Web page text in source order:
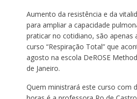
Aumento da resistência e da
para ampliar a capacidade
praticar no cotidiano, são apenas
curso “Respiração Total” que
agosto na escola DeROSE
de Janeiro.
Quem ministrará este curso com